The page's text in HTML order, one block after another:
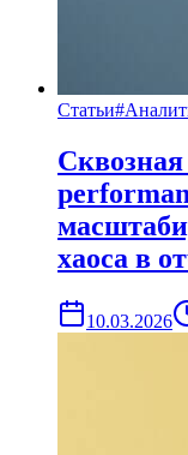
Статьи#
хаоса в
10.03.2026